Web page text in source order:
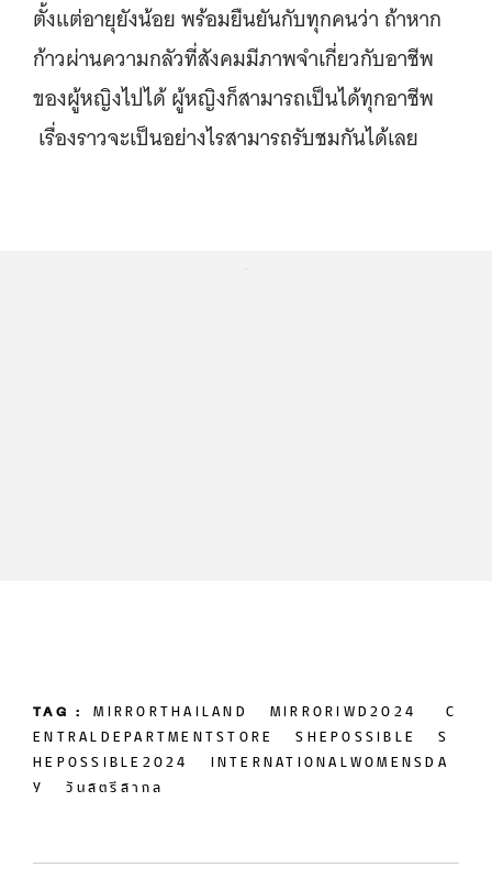
ตั้งแต่อายุยังน้อย พร้อมยืนยันกับทุกคนว่า ถ้าหาก
ก้าวผ่านความกลัวที่สังคมมีภาพจำเกี่ยวกับอาชีพ
ของผู้หญิงไปได้ ผู้หญิงก็สามารถเป็นได้ทุกอาชีพ
เรื่องราวจะเป็นอย่างไรสามารถรับชมกันได้เลย
TAG : MIRRORTHAILAND MIRRORIWD2024 C
ENTRALDEPARTMENTSTORE SHEPOSSIBLE S
HEPOSSIBLE2024 INTERNATIONALWOMENSDA
Y วันสตรีสากล